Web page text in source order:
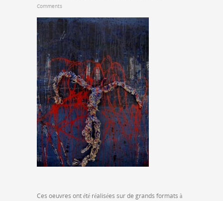
Comments
Ces oeuvres ont été réalisées sur de grands formats à